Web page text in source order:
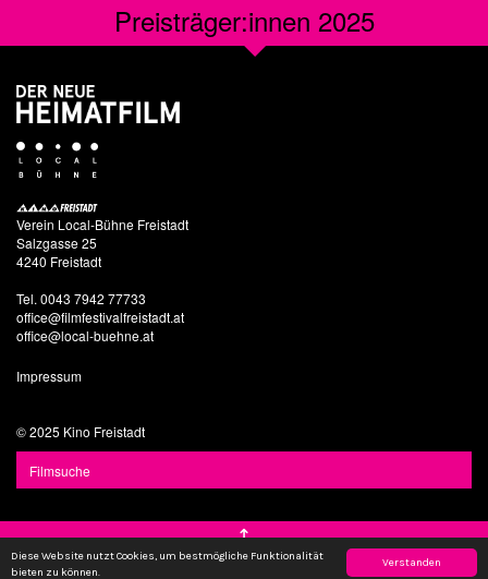
Verstanden
Diese Website nutzt Cookies, um bestmögliche Funktionalität
bieten zu können.
Preisträger:innen 2025
Verein Local-Bühne Freistadt
Salzgasse 25
4240 Freistadt
Tel. 0043 7942 77733
office@filmfestivalfreistadt.at
office@local-buehne.at
Impressum
© 2025 Kino Freistadt